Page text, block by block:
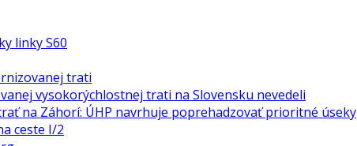
linky S60
trati
vysokorýchlostnej trati na Slovensku nevedeli
na Záhorí: ÚHP navrhuje poprehadzovať prioritné úseky
ceste I/2